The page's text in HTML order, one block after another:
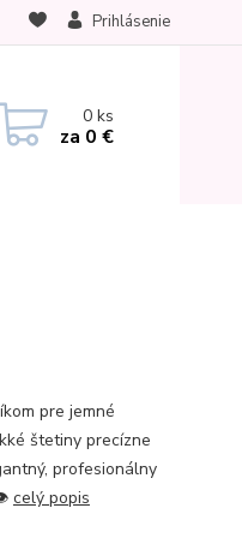
Prihlásenie
0ks
za 0 €
pre jemné
štetiny precízne
profesionálny
celý popis